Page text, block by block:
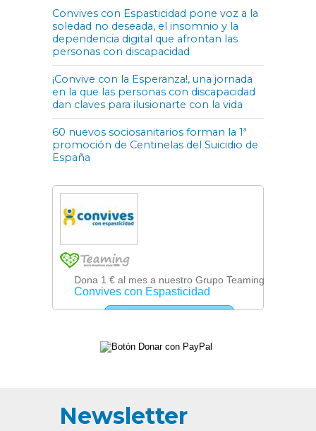
Convives con Espasticidad pone voz a la
soledad no deseada, el insomnio y la
dependencia digital que afrontan las
personas con discapacidad
¡Convive con la Esperanza!, una jornada
en la que las personas con discapacidad
dan claves para ilusionarte con la vida
60 nuevos sociosanitarios forman la 1ª
promoción de Centinelas del Suicidio de
España
Newsletter